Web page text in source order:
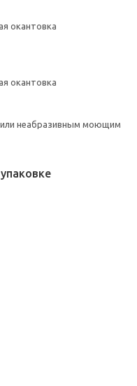
окантовка
окантовка
неабразивным моющим